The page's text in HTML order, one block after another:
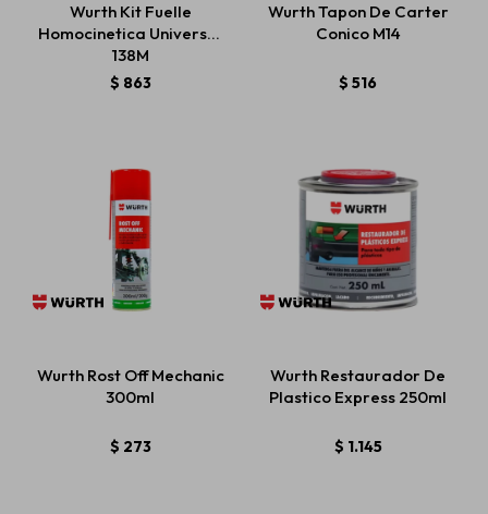
Wurth Kit Fuelle
Homocinetica Universal
138M
$ 863
Wurth Tapon De Carter
Conico M14
$ 516
Wurth Rost Off Mechanic
300ml
$ 273
Wurth Restaurador De
Plastico Express 250ml
$ 1.145